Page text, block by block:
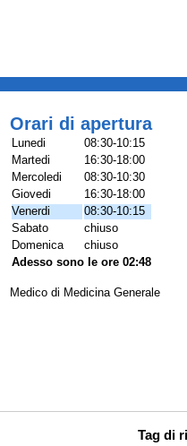
Orari di apertura
Lunedi
08:30-10:15
Martedi
16:30-18:00
Mercoledi
08:30-10:30
Giovedi
16:30-18:00
Venerdi
08:30-10:15
Sabato
chiuso
Domenica
chiuso
Adesso sono le ore 02:48
Medico di Medicina Generale
Tag di